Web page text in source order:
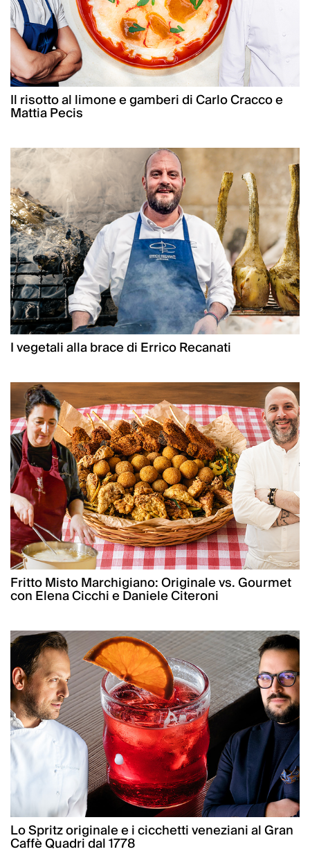
Il risotto al limone e gamberi di Carlo Cracco e
Mattia Pecis
I vegetali alla brace di Errico Recanati
Fritto Misto Marchigiano: Originale vs. Gourmet
con Elena Cicchi e Daniele Citeroni
Lo Spritz originale e i cicchetti veneziani al Gran
Caffè Quadri dal 1778